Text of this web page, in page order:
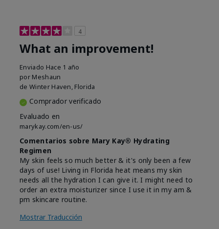
4
What an improvement!
Enviado Hace 1 año
por Meshaun
de Winter Haven, Florida
Comprador verificado
Evaluado en
marykay.com/en-us/
Comentarios sobre Mary Kay® Hydrating
Regimen
My skin feels so much better & it's only been a few
days of use! Living in Florida heat means my skin
needs all the hydration I can give it. I might need to
order an extra moisturizer since I use it in my am &
pm skincare routine.
Mostrar Traducción